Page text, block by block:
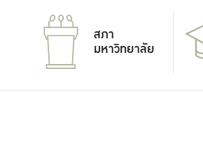
สภา
มหาวิทยาลัย